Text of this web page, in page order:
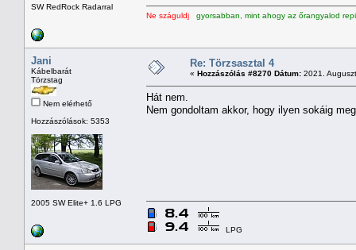
SW RedRock Radarral
Ne száguldj gyorsabban, mint ahogy az őrangyalod
Jani
Kábelbarát
Törzstag
Nem elérhető
Hozzászólások: 5353
2005 SW Elite+ 1.6 LPG
Re: Törzsasztal 4
« Hozzászólás #8270 Dátum: 2021.
Hát nem.
Nem gondoltam akkor, hogy ilyen sokáig
LPG